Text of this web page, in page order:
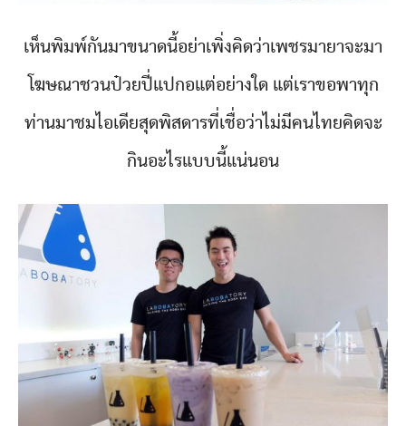
เห็นพิมพ์กันมาขนาดนี้อย่าเพิ่งคิดว่าเพชรมายาจะมา
โฆษณาชวนป๋วยปี่แปกอแต่อย่างใด แต่เราขอพาทุก
ท่านมาชมไอเดียสุดพิสดารที่เชื่อว่าไม่มีคนไทยคิดจะ
กินอะไรแบบนี้แน่นอน